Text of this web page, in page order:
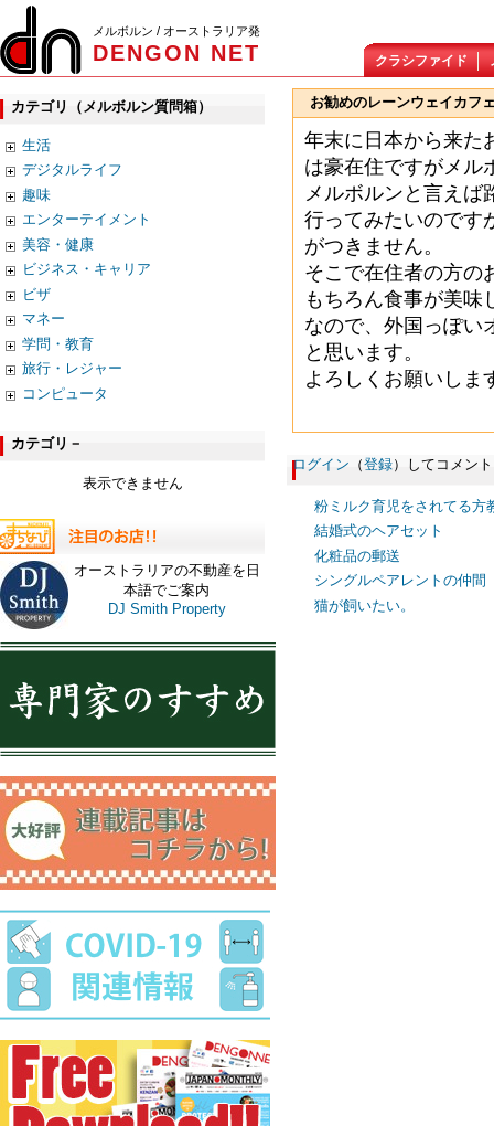
メルボルン / オーストラリア発
DENGON NET クラシファイド
カテゴリ（メルボルン質問箱）
生活
デジタルライフ
趣味
エンターテイメント
美容・健康
ビジネス・キャリア
ビザ
マネー
学問・教育
旅行・レジャー
コンピュータ
カテゴリ－
表示できません
オーストラリアの不動産を日
本語でご案内
DJ Smith Property
お勧めのレーンウェイカフ
年末に日本から来た
は豪在住ですがメル
メルボルンと言えば
行ってみたいのです
がつきません。
そこで在住者の方の
もちろん食事が美味
なので、外国っぽい
と思います。
よろしくお願いしま
ログイン （登録）してコメン
粉ミルク育児をされてる方
結婚式のヘアセット
化粧品の郵送
シングルペアレントの仲間
猫が飼いたい。